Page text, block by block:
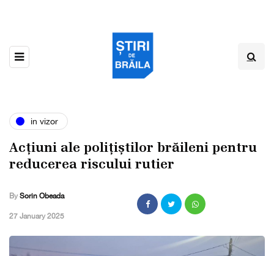
in vizor
Acțiuni ale polițiștilor brăileni pentru
reducerea riscului rutier
By Sorin Obeada
,27 January 2025